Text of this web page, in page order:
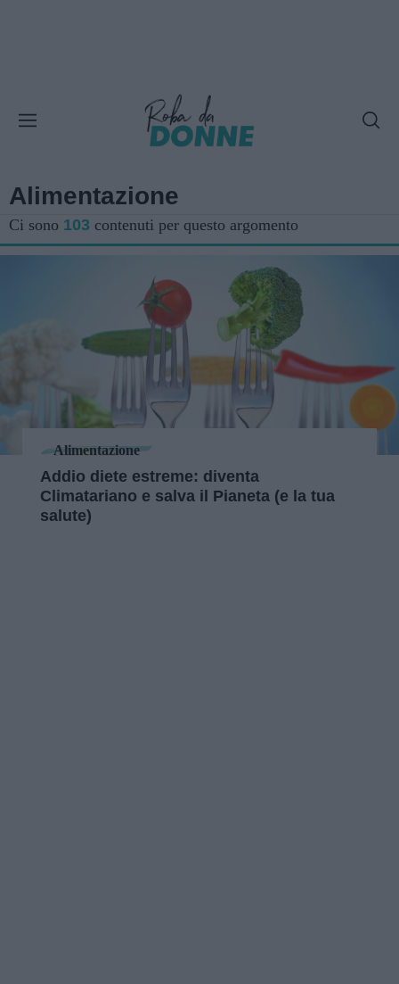
Alimentazione
Ci sono 103 contenuti per questo argomento
Alimentazione
Addio diete estreme: diventa
Climatariano e salva il Pianeta (e la tua
salute)